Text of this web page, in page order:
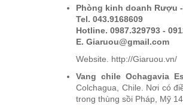
Vang Newzeland giá rẻ nhất
Rượu Vang Argentina
VANG CANADA ICEWINE
Phòng kinh doanh Rượu
Tel. 043.9168609
Hotline. 0987.329793 -
E. Giaruou@gmail.com
Website. http://Giaruou.vn/
Vang chileOchagavia
Colchagua, Chile. Nơi có
trong thùng sồi Pháp, Mỹ